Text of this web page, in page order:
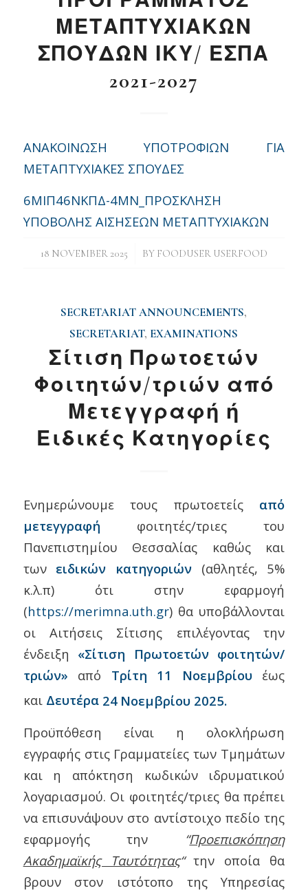
ΜΕΤΑΠΤΥΧΙΑΚΩΝ
ΣΠΟΥΔΩΝ ΙΚΥ/ ΕΣΠΑ
2021-2027
ΑΝΑΚΟΙΝΩΣΗ ΥΠΟΤΡΟΦΙΩΝ ΓΙΑ
ΜΕΤΑΠΤΥΧΙΑΚΕΣ ΣΠΟΥΔΕΣ
6ΜΙΠ46ΝΚΠΔ-4ΜΝ_ΠΡΟΣΚΛΗΣΗ
ΥΠΟΒΟΛΗΣ ΑΙΣΗΣΕΩΝ ΜΕΤΑΠΤΥΧΙΑΚΩΝ
18 NOVEMBER 2025
/ BY FOODUSER USERFOOD
SECRETARIAT ANNOUNCEMENTS,
SECRETARIAT, EXAMINATIONS
Σίτιση Πρωτοετών
Φοιτητών/τριών από
Μετεγγραφή ή
Ειδικές Κατηγορίες
Ενημερώνουμε τους πρωτοετείς από
μετεγγραφή φοιτητές/τριες του
Πανεπιστημίου Θεσσαλίας καθώς και
των ειδικών κατηγοριών (αθλητές, 5%
κ.λ.π) ότι στην εφαρμογή
(https://merimna.uth.gr) θα υποβάλλονται
οι Αιτήσεις Σίτισης επιλέγοντας
την
ένδειξη «Σίτιση Πρωτοετών φοιτητών/
τριών» από Τρίτη 11 Νοεμβρίου έως
και Δευτέρα 24 Νοεμβρίου 2025.
Προϋπόθεση είναι η ολοκλήρωση
εγγραφής στις Γραμματείες των Τμημάτων
και η απόκτηση κωδικών ιδρυματικού
λογαριασμού. Οι φοιτητές/τριες θα πρέπει
να επισυνάψουν στο αντίστοιχο πεδίο της
εφαρμογής την “Προεπισκόπηση
Ακαδημαϊκής Ταυτότητας“την οποία θα
βρουν στον ιστότοπο της Υπηρεσίας